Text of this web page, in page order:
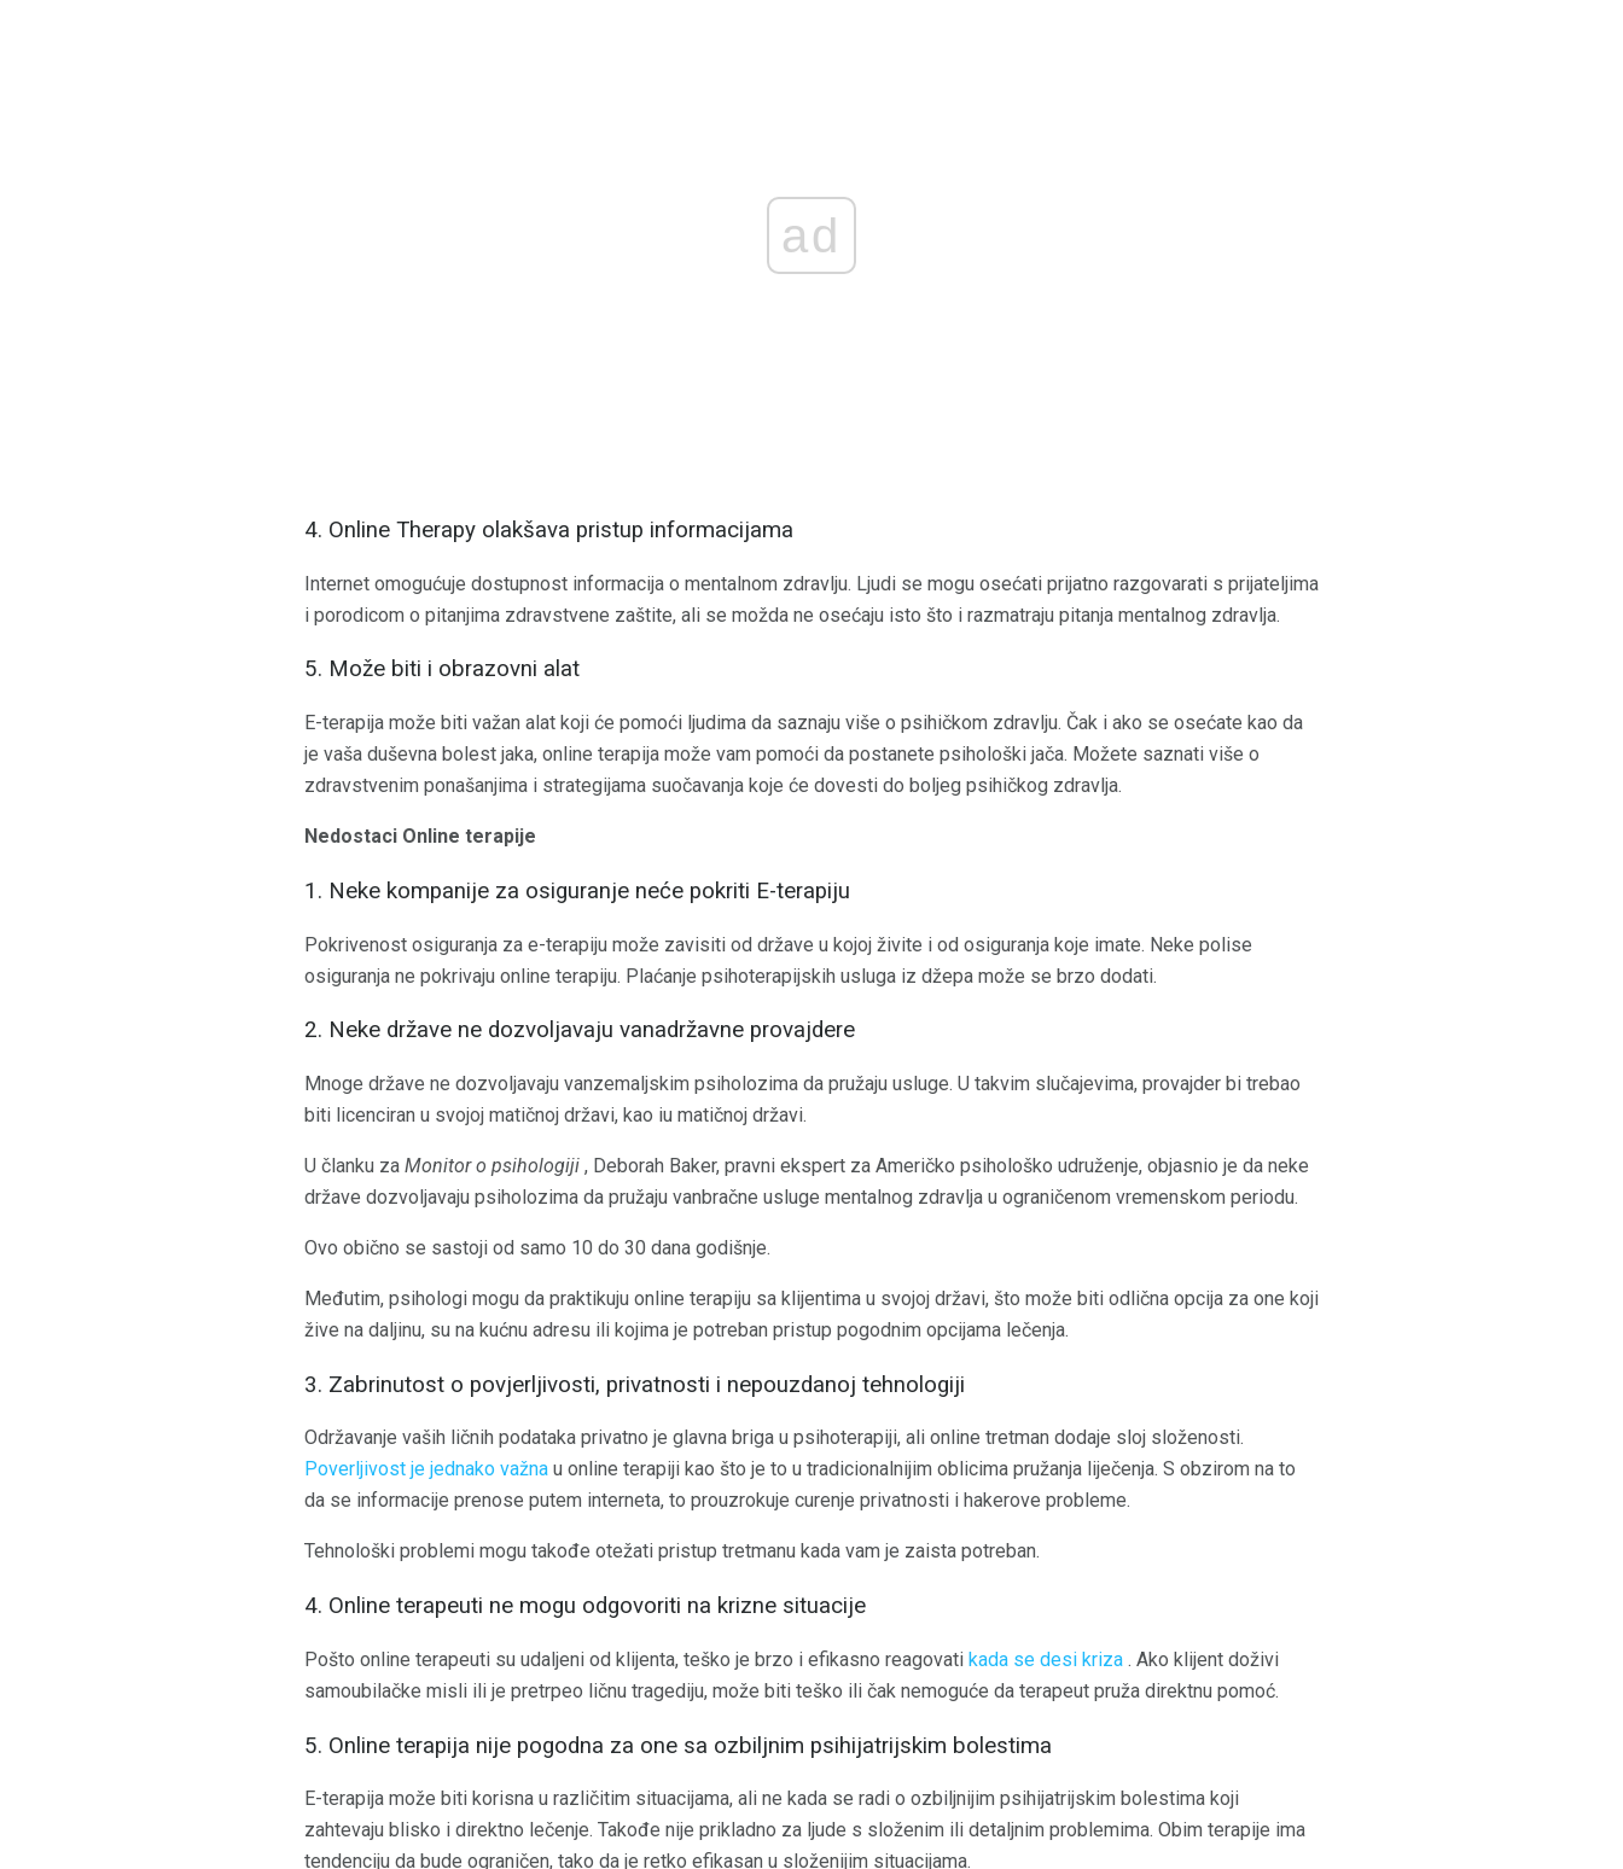
ad
4. Online Therapy olakšava pristup informacijama
Internet omogućuje dostupnost informacija o mentalnom zdravlju. Ljudi se mogu osećati prijatno razgovarati s prijateljima
i porodicom o pitanjima zdravstvene zaštite, ali se možda ne osećaju isto što i razmatraju pitanja mentalnog zdravlja.
5. Može biti i obrazovni alat
E-terapija može biti važan alat koji će pomoći ljudima da saznaju više o psihičkom zdravlju. Čak i ako se osećate kao da
je vaša duševna bolest jaka, online terapija može vam pomoći da postanete psihološki jača. Možete saznati više o
zdravstvenim ponašanjima i strategijama suočavanja koje će dovesti do boljeg psihičkog zdravlja.
Nedostaci Online terapije
1. Neke kompanije za osiguranje neće pokriti E-terapiju
Pokrivenost osiguranja za e-terapiju može zavisiti od države u kojoj živite i od osiguranja koje imate. Neke polise
osiguranja ne pokrivaju online terapiju. Plaćanje psihoterapijskih usluga iz džepa može se brzo dodati.
2. Neke države ne dozvoljavaju vanadržavne provajdere
Mnoge države ne dozvoljavaju vanzemaljskim psiholozima da pružaju usluge. U takvim slučajevima, provajder bi trebao
biti licenciran u svojoj matičnoj državi, kao iu matičnoj državi.
U članku za Monitor o psihologiji , Deborah Baker, pravni ekspert za Američko psihološko udruženje, objasnio je da neke
države dozvoljavaju psiholozima da pružaju vanbračne usluge mentalnog zdravlja u ograničenom vremenskom periodu.
Ovo obično se sastoji od samo 10 do 30 dana godišnje.
Međutim, psihologi mogu da praktikuju online terapiju sa klijentima u svojoj državi, što može biti odlična opcija za one koji
žive na daljinu, su na kućnu adresu ili kojima je potreban pristup pogodnim opcijama lečenja.
3. Zabrinutost o povjerljivosti, privatnosti i nepouzdanoj tehnologiji
Održavanje vaših ličnih podataka privatno je glavna briga u psihoterapiji, ali online tretman dodaje sloj složenosti.
Poverljivost je jednako važna u online terapiji kao što je to u tradicionalnijim oblicima pružanja liječenja. S obzirom na to
da se informacije prenose putem interneta, to prouzrokuje curenje privatnosti i hakerove probleme.
Tehnološki problemi mogu takođe otežati pristup tretmanu kada vam je zaista potreban.
4. Online terapeuti ne mogu odgovoriti na krizne situacije
Pošto online terapeuti su udaljeni od klijenta, teško je brzo i efikasno reagovati kada se desi kriza . Ako klijent doživi
samoubilačke misli ili je pretrpeo ličnu tragediju, može biti teško ili čak nemoguće da terapeut pruža direktnu pomoć.
5. Online terapija nije pogodna za one sa ozbiljnim psihijatrijskim bolestima
E-terapija može biti korisna u različitim situacijama, ali ne kada se radi o ozbiljnijim psihijatrijskim bolestima koji
zahtevaju blisko i direktno lečenje. Takođe nije prikladno za ljude s složenim ili detaljnim problemima. Obim terapije ima
tendenciju da bude ograničen, tako da je retko efikasan u složenijim situacijama.